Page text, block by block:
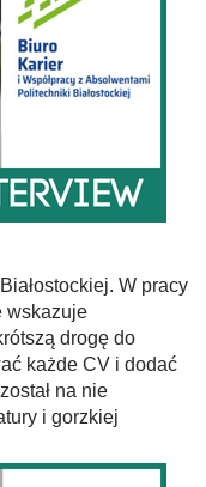
W pracy
wskazuje
drogę do
każde CV i dodać
na nie
i gorzkiej